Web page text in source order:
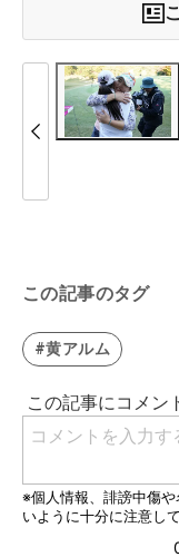
この記事のタグ
#黄アルム